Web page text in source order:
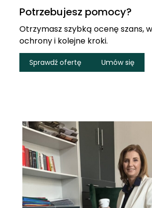
Potrzebujesz pomocy?
Otrzymasz szybką ocenę szans,
ochrony i kolejne kroki.
Sprawdź ofertę Umów się